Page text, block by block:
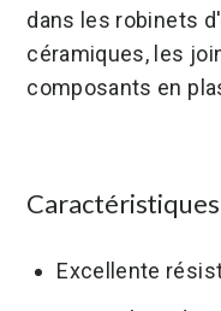
dans les robinets
céramiques, les
composants en
Excellente